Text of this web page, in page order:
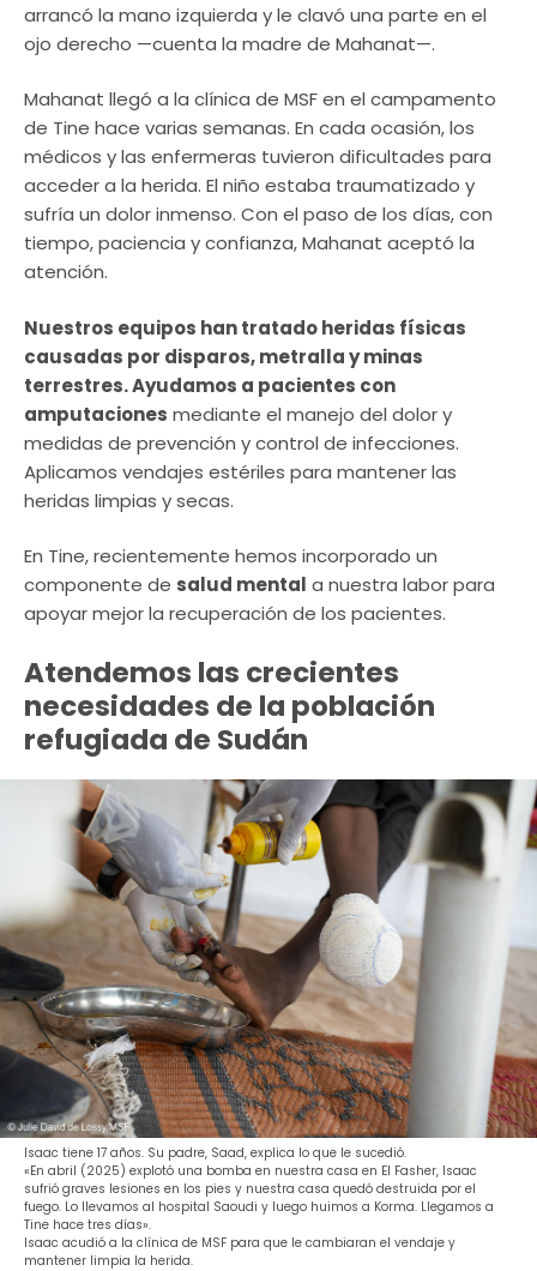
arrancó la mano izquierda y le clavó una parte en el
ojo derecho —cuenta la madre de Mahanat—.
Mahanat llegó a la clínica de MSF en el campamento
de Tine hace varias semanas. En cada ocasión, los
médicos y las enfermeras tuvieron dificultades para
acceder a la herida. El niño estaba traumatizado y
sufría un dolor inmenso. Con el paso de los días, con
tiempo, paciencia y confianza, Mahanat aceptó la
atención.
Nuestros equipos han tratado heridas físicas
causadas por disparos, metralla y minas
terrestres. Ayudamos a pacientes con
amputaciones mediante el manejo del dolor y
medidas de prevención y control de infecciones.
Aplicamos vendajes estériles para mantener las
heridas limpias y secas.
En Tine, recientemente hemos incorporado un
componente de salud mental a nuestra labor para
apoyar mejor la recuperación de los pacientes.
Atendemos las crecientes
necesidades de la población
refugiada de Sudán
Isaac tiene 17 años. Su padre, Saad, explica lo que le sucedió.
«En abril (2025) explotó una bomba en nuestra casa en El Fasher, Isaac
sufrió graves lesiones en los pies y nuestra casa quedó destruida por el
fuego. Lo llevamos al hospital Saoudi y luego huimos a Korma. Llegamos a
Tine hace tres días».
Isaac acudió a la clínica de MSF para que le cambiaran el vendaje y
mantener limpia la herida.